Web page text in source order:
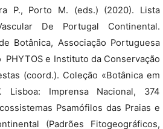
P., Porto M. (eds.) (2020). Lista
De Portugal Continental.
Botânica, Associação Portuguesa
PHYTOS e Instituto da Conservação
(coord.). Coleção «Botânica em
Lisboa: Imprensa Nacional, 374
Psamófilos das Praias e
(Padrões Fitogeográficos,